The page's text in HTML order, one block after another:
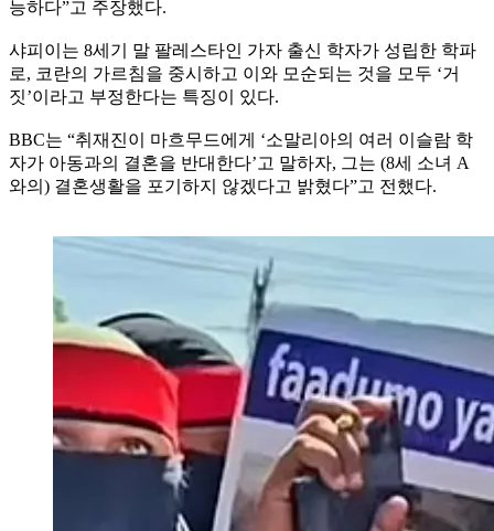
능하다”고 주장했다.
샤피이는 8세기 말 팔레스타인 가자 출신 학자가 성립한 학파
로, 코란의 가르침을 중시하고 이와 모순되는 것을 모두 ‘거
짓’이라고 부정한다는 특징이 있다.
BBC는 “취재진이 마흐무드에게 ‘소말리아의 여러 이슬람 학
자가 아동과의 결혼을 반대한다’고 말하자, 그는 (8세 소녀 A
와의) 결혼생활을 포기하지 않겠다고 밝혔다”고 전했다.